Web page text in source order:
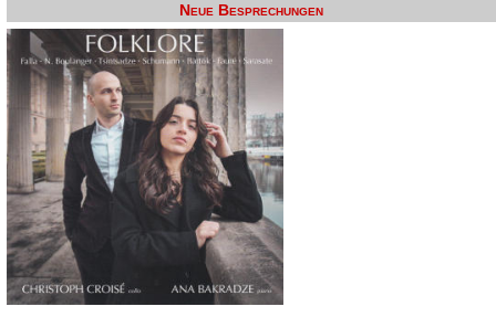
Neue Besprechungen